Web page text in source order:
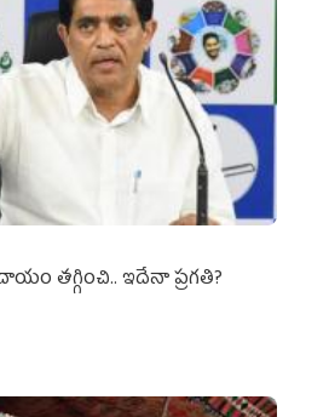
తగ్గించి.. ఇదేనా ప్రగతి?